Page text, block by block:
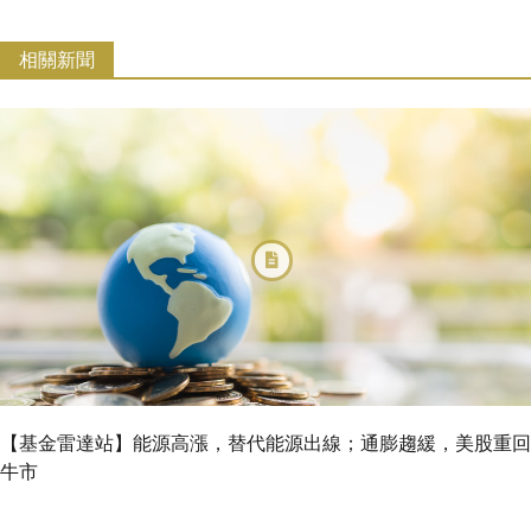
相關新聞
【基金雷達站】能源高漲，替代能源出線；通膨趨緩，美股重回
牛市